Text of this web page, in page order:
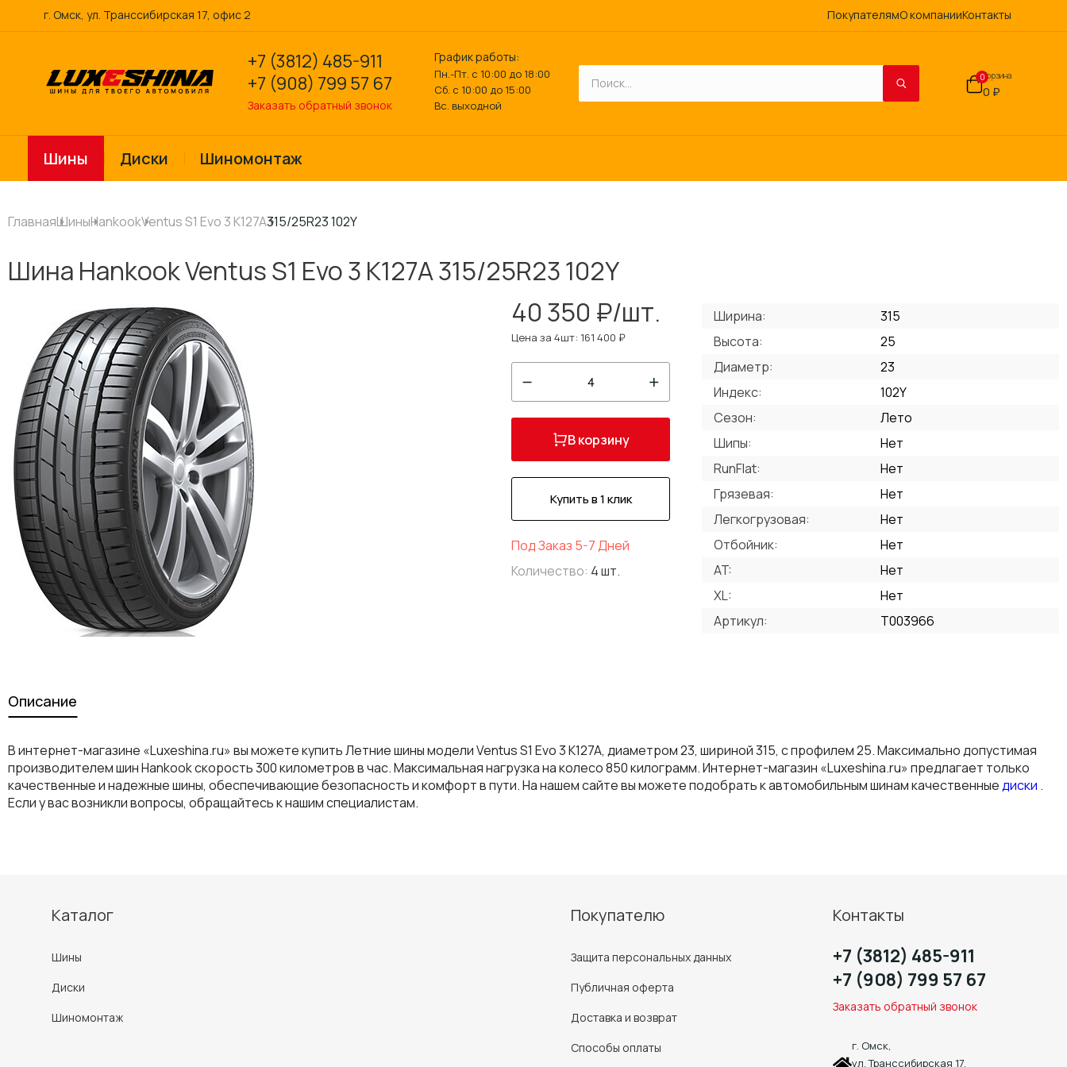
г. Омск, ул. Транссибирская 17, офис 2 ПокупателямО компанииКонтакты
+7 (3812) 485-911
+7 (908) 799 57 67
Заказать обратный звонок
График работы:
Пн.-Пт. с 10:00 до 18:00
Сб. с 10:00 до 15:00
Вс. выходной
0Корзина
0 ₽
Шины Диски Шиномонтаж
ГлавнаяШиныHankookVentus S1 Evo 3 K127A315/25R23 102Y
Шина Hankook Ventus S1 Evo 3 K127A 315/25R23 102Y
40 350 ₽/шт.
Цена за 4шт: 161 400 ₽
4
В корзину
Купить в 1 клик
Под Заказ 5-7 Дней
Количество: 4 шт.
Ширина:
315
Высота:
25
Диаметр:
23
Индекс:
102Y
Сезон:
Лето
Шипы:
Нет
RunFlat:
Нет
Грязевая:
Нет
Легкогрузовая:
Нет
Отбойник:
Нет
AT:
Нет
XL:
Нет
Артикул:
T003966
Описание
В интернет-магазине «Luxeshina.ru» вы можете купить Летние шины модели Ventus S1 Evo 3 K127A, диаметром 23, шириной 315, с профилем 25. Максимально допустимая
производителем шин Hankook скорость 300 километров в час. Максимальная нагрузка на колесо 850 килограмм. Интернет-магазин «Luxeshina.ru» предлагает только
качественные и надежные шины, обеспечивающие безопасность и комфорт в пути. На нашем сайте вы можете подобрать к автомобильным шинам качественныедиски .
Если у вас возникли вопросы, обращайтесь к нашим специалистам.
Каталог
Шины
Диски
Шиномонтаж
Покупателю
Защита персональных данных
Публичная оферта
Доставка и возврат
Способы оплаты
Контакты
+7 (3812) 485-911
+7 (908) 799 57 67
Заказать обратный звонок
г. Омск,
ул. Транссибирская 17,